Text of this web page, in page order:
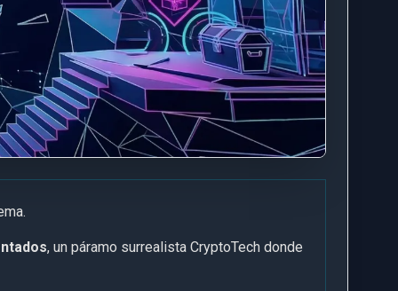
, un páramo surrealista CryptoTech donde